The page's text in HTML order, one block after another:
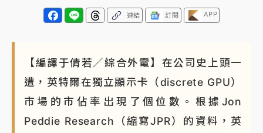
連結 訂閱 APP
【編譯于倩若／綜合外電】在公司史上頭一
遭，英特爾在獨立顯示卡（discrete GPU）
市場的市佔率出現了個位數。根據Jon
Peddie Research（縮寫JPR）的資料，英